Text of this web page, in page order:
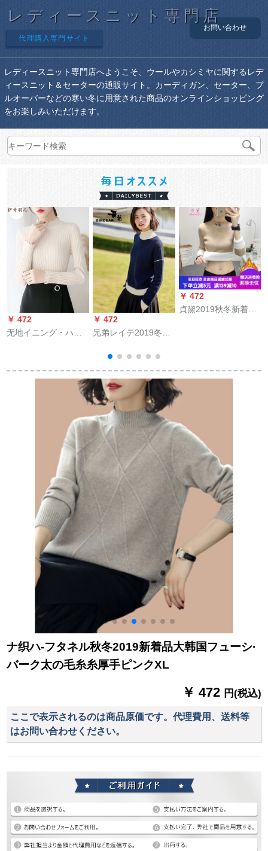
レディースニット専門店
代理購入専門サイト
お問い合わせ
レディースニット専門店へようこそ、ウールやカシミヤに関するレデ
ィースニット＆セーターの通販サイト。カーディガン、セーター、プ
ルオーバーなどの寒い冬に用意された商品のオンラインショッピング
をお楽しみいただけます。
￥ 472
无地イニング・ハス
卫衣イニング・イニ
ングナ女コート冬レ
ディ・ス服女史冬服
カ・ディップ韩国フ
￥ 472
兄弟レイテ2019冬新
ラ厚着セタ女性セテ
ィック·ドニート女性
A 3504チベット·ル
M(3 ya-do)
￥ 472
貞黛2019秋冬新着品
スト·スト·スト·スト·
ス·ス·ス·ス·ストス·ポ
ツ选手
ナ织ハ-フタネル秋冬2019新着品大韩国フューシ·
バーク太の毛糸糸厚手ピンクXL
￥ 472 円(税込)
ここで表示されるのは商品原価です。代理費用、送料等
はお問い合わせください。